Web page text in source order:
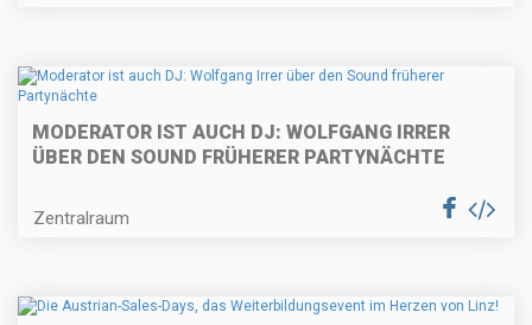
MODERATOR IST AUCH DJ: WOLFGANG IRRER
ÜBER DEN SOUND FRÜHERER PARTYNÄCHTE
Zentralraum